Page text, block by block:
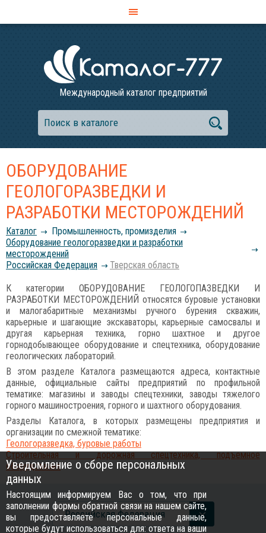
Международный каталог предприятий
ОБОРУДОВАНИЕ
ГЕОЛОГОРАЗВЕДКИ И
РАЗРАБОТКИ МЕСТОРОЖДЕНИЙ
Каталог
Промышленность, промизделия
Оборудование геологоразведки и разработки
месторождений
Российcкая Федерация
Тверская область
К категории ОБОРУДОВАНИЕ ГЕОЛОГОПАЗВЕДКИ И
РАЗРАБОТКИ МЕСТОРОЖДЕНИЙ относятся буровые установки
и малогабаритные механизмы ручного бурения скважин,
карьерные и шагающие экскаваторы, карьерные самосвалы и
другая карьерная техника, горно шахтное и другое
горнодобывающее оборудование и спецтехника, оборудование
геологических лабораторий.
В этом разделе Каталога размещаются адреса, контактные
данные, официальные сайты предприятий по профильной
тематике: магазины и заводы спецтехники, заводы тяжелого
горного машиностроения, горного и шахтного оборудования.
Разделы Каталога, в которых размещены предприятия и
организации по смежной тематике:
Геологоразведка, буровые работы
Строительная и дорожная спецтехника, подъемное
оборудование
Российcкая Федерация
Уведомление о сборе персональных
данных
Настоящим информируем Вас о том, что при
заполнении формы обратной связи на нашем сайте,
вы предоставляете персональные данные,
которые будут использоваться для: ответа на ваши